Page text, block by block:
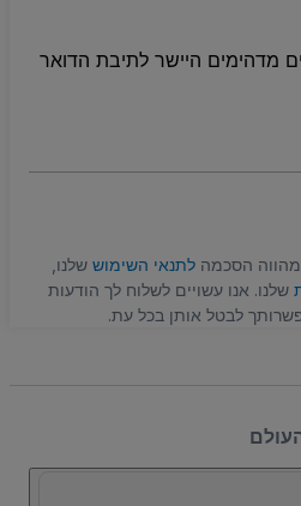
מדהימים היישר לתיבת הדואר
הסכמה לתנאי השימוש שלנו,
שלנו. אנו עשויים לשלוח לך הודעות